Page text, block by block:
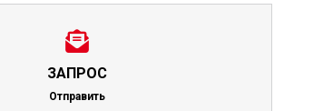
ЗАПРОС
Отправить